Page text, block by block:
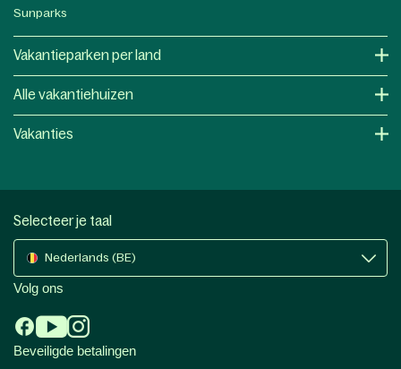
Sunparks
Vakantieparken per land
Alle vakantiehuizen
Vakanties
Selecteer je taal
Nederlands (BE)
Volg ons
Beveiligde betalingen